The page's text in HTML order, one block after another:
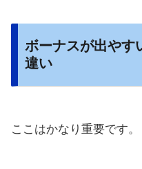
ボーナスが出やす
違い
ここはかなり重要です。